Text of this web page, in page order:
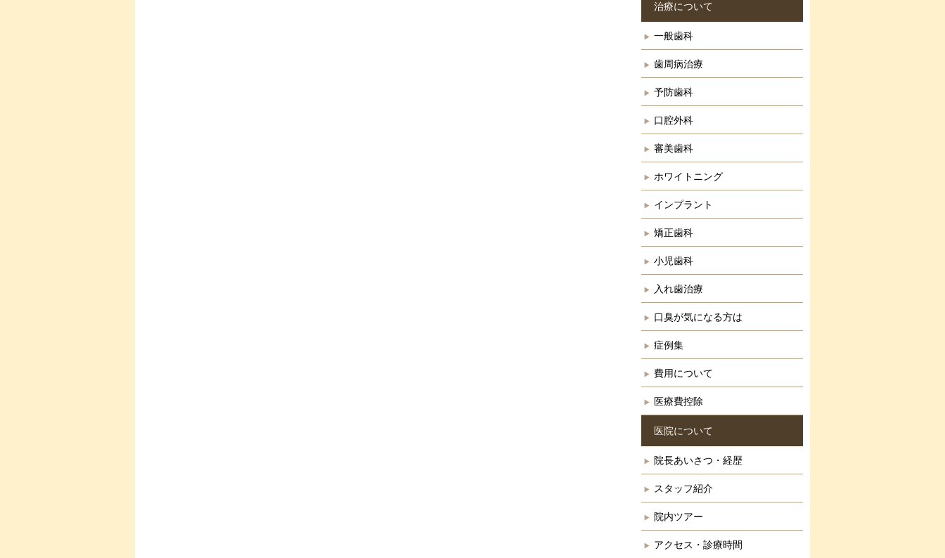
治療について
一般歯科
歯周病治療
予防歯科
口腔外科
審美歯科
ホワイトニング
インプラント
矯正歯科
小児歯科
入れ歯治療
口臭が気になる方は
症例集
費用について
医療費控除
医院について
院長あいさつ・経歴
スタッフ紹介
院内ツアー
アクセス・診療時間